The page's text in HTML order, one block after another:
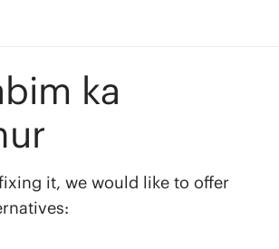
ka
it, we would like to offer